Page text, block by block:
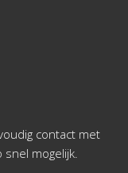
contact met
mogelijk.